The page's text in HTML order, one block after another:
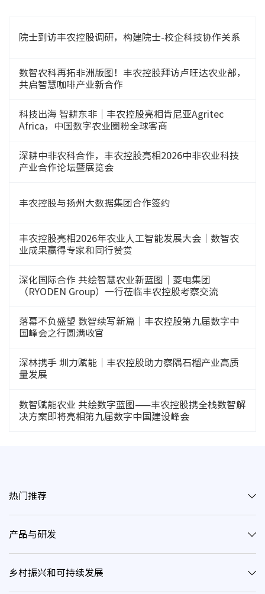
院士到访丰农控股调研，构建院士-校企科技协作关系
数智农科再拓非洲版图！丰农控股拜访卢旺达农业部，
共启智慧咖啡产业新合作
科技出海 智耕东非｜丰农控股亮相肯尼亚Agritec
Africa，中国数字农业圈粉全球客商
深耕中非农科合作，丰农控股亮相2026中非农业科技
产业合作论坛暨展览会
丰农控股与扬州大数据集团合作签约
丰农控股亮相2026年农业人工智能发展大会｜数智农
业成果赢得专家和同行赞赏
深化国际合作 共绘智慧农业新蓝图｜菱电集团
（RYODEN Group）一行莅临丰农控股考察交流
落幕不负盛望 数智续写新篇｜丰农控股第九届数字中
国峰会之行圆满收官
深林携手 圳力赋能｜丰农控股助力察隅石榴产业高质
量发展
数智赋能农业 共绘数字蓝图——丰农控股携全栈数智解
决方案即将亮相第九届数字中国建设峰会
热门推荐
产品与研发
乡村振兴和可持续发展